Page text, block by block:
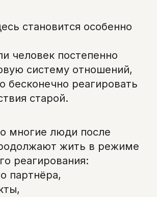
становится особенно
человек постепенно
систему отношений,
бесконечно реагировать
старой.
многие люди после
жить в режиме
реагирования:
партнёра,